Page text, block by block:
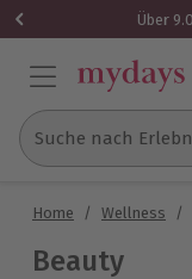
Über
Suche nach
Home / Wellness /
Beauty